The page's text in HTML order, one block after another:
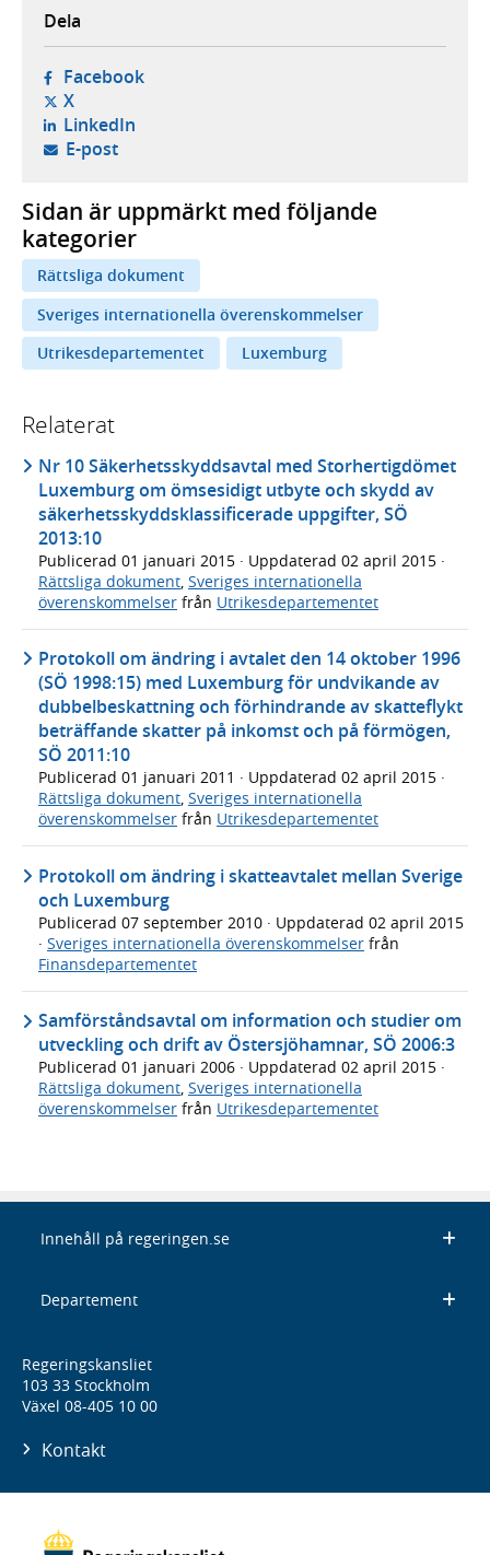
Dela
Facebook- öppnas i ny flik, extern webbplats,
X- öppnas i ny flik, extern webbplats,
LinkedIn- öppnas i ny flik, extern webbplats,
E-post- öppnar din e-postklient,
Sidan är uppmärkt med följande
kategorier
Rättsliga dokument
Sveriges internationella överenskommelser
Utrikesdepartementet
Luxemburg
Relaterat
Nr 10 Säkerhetsskyddsavtal med Storhertigdömet
Luxemburg om ömsesidigt utbyte och skydd av
säkerhetsskyddsklassificerade uppgifter, SÖ
2013:10
Publicerad 01 januari 2015 · Uppdaterad 02 april 2015 ·
Rättsliga dokument Sveriges internationella
överenskommelser från Utrikesdepartementet
Protokoll om ändring i avtalet den 14 oktober 1996
(SÖ 1998:15) med Luxemburg för undvikande av
dubbelbeskattning och förhindrande av skatteflykt
beträffande skatter på inkomst och på förmögen,
SÖ 2011:10
Publicerad 01 januari 2011 · Uppdaterad 02 april 2015 ·
Rättsliga dokument, Sveriges internationella
överenskommelser från Utrikesdepartementet
Protokoll om ändring i skatteavtalet mellan Sverige
och Luxemburg
Publicerad 07 september 2010 · Uppdaterad 02 april 2015
· Sveriges internationella överenskommelser från
Finansdepartementet
Samförståndsavtal om information och studier om
utveckling och drift av Östersjöhamnar, SÖ 2006:3
Publicerad 01 januari 2006 · Uppdaterad 02 april 2015 ·
Rättsliga dokument, Sveriges internationella
överenskommelser från Utrikesdepartementet
Innehåll på regeringen.se
Departement
Regeringskansliet
103 33 Stockholm
Växel 08-405 10 00
Kontakt